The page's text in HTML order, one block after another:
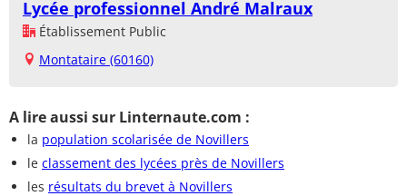
Lycée professionnel André Malraux
Établissement Public
Montataire (60160)
A lire aussi sur Linternaute.com :
la population scolarisée de Novillers
le classement des lycées près de Novillers
les résultats du brevet à Novillers